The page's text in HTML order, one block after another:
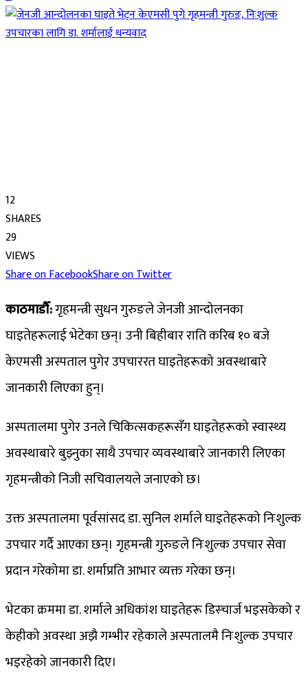
12
SHARES
29
VIEWS
Share on FacebookShare on Twitter
काठमाडौँ:गृहमन्त्री सुधन गुरुङले जेनजी आन्दोलनका
घाइतेहरूलाई भेटेका छन्। उनी बिहीबार राति करिब १० बजे
केएमसी अस्पताल पुगेर उपचाररत घाइतेहरूको अवस्थाबारे
जानकारी लिएका हुन्।
अस्पतालमा पुगेर उनले चिकित्सकहरूसँग घाइतेहरूको स्वास्थ्य
अवस्थाबारे बुझ्नुका साथै उपचार व्यवस्थाबारे जानकारी लिएका
गृहमन्त्रीको निजी सचिवालयले जनाएको छ।
उक्त अस्पतालमा पूर्वसांसद डा. सुनिल शर्माले घाइतेहरूको निःशुल्क
उपचार गर्दै आएका छन्। गृहमन्त्री गुरुङले निःशुल्क उपचार सेवा
प्रदान गरेकोमा डा. शर्माप्रति आभार व्यक्त गरेका छन्।
भेटका क्रममा डा. शर्माले अधिकांश घाइतेहरू डिस्चार्ज भइसकेको र
केहीको अवस्था अझै गम्भीर रहेकाले अस्पतालमै निःशुल्क उपचार
भइरहेको जानकारी दिए।